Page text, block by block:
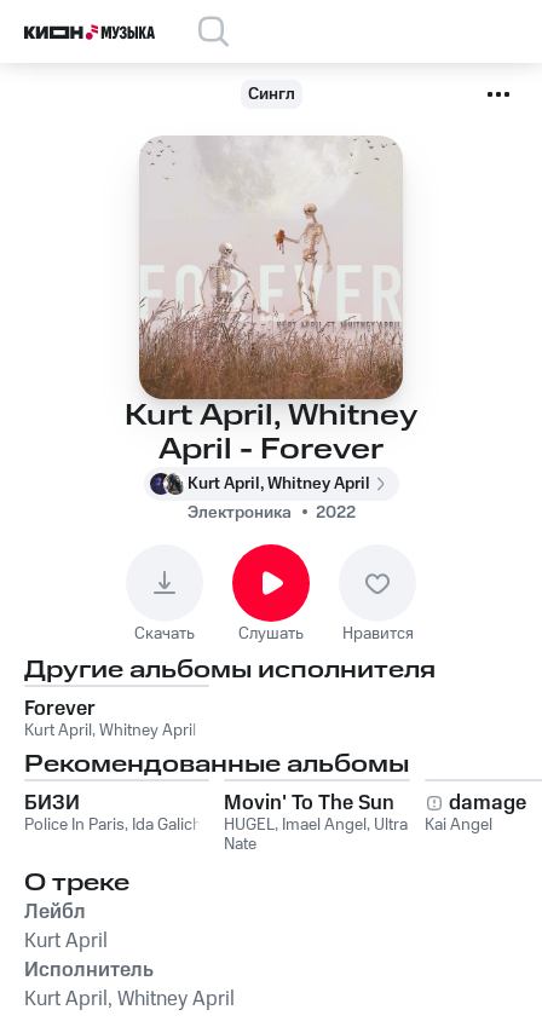
Сингл
Kurt April, Whitney
April - Forever
Kurt April, Whitney April
Электроника
2022
Скачать Слушать Нравится
Другие альбомы исполнителя
Forever
Kurt April,Whitney April
Рекомендованные альбомы
БИЗИ
Police In Paris, Ida Galich
Movin' To The Sun
HUGEL, Imael Angel, Ultra
Nate
damage
Kai Angel
О треке
Лейбл
Kurt April
Исполнитель
Kurt April, Whitney April